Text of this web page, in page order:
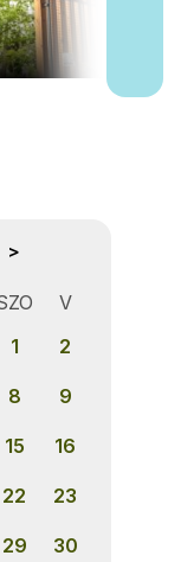
>
V
1 2
8 9
15 16
22 23
29 30